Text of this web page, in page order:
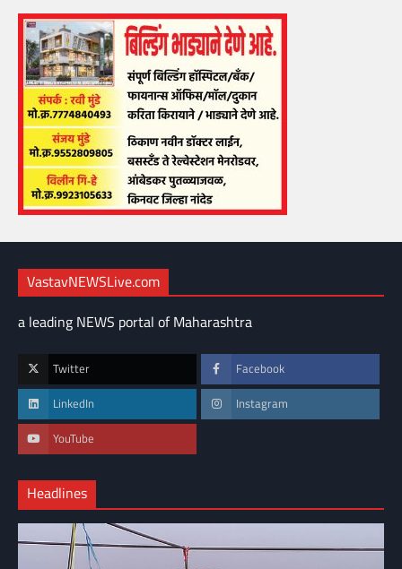
VastavNEWSLive.com
a leading NEWS portal of Maharashtra
Twitter Facebook
LinkedIn Instagram
YouTube
Headlines